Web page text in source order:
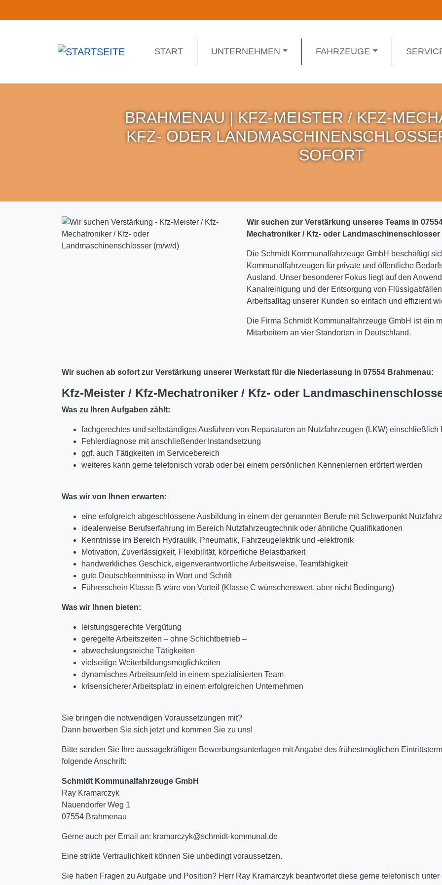
NAVIGATION
START UNTERNEHMEN FAHRZEUGE
BRAHMENAU | KFZ-MEISTER / KFZ-
KFZ- ODER
SOFORT
Wir suchen zur Verstärkung unseres Teams in
Mechatroniker / Kfz- oder Landmaschinenschlosser
Die Schmidt Kommunalfahrzeuge GmbH beschäftigt
Kommunalfahrzeugen für private und öffentliche
Ausland. Unser besonderer Fokus liegt auf den
Kanalreinigung und der Entsorgung von
Arbeitsalltag unserer Kunden so einfach und effizient
Die Firma Schmidt Kommunalfahrzeuge GmbH ist ein
Mitarbeitern an vier Standorten in Deutschland.
Wir suchen ab sofort zur Verstärkung unserer Werkstatt für die Niederlassung in 07554 Brahmenau:
Kfz-Meister / Kfz-Mechatroniker / Kfz- oder
Was zu Ihren Aufgaben zählt:
fachgerechtes und selbständiges Ausführen von Reparaturen an Nutzfahrzeugen (LKW) einschließlich
Fehlerdiagnose mit anschließender Instandsetzung
ggf. auch Tätigkeiten im Servicebereich
weiteres kann gerne telefonisch vorab oder bei einem persönlichen Kennenlernen erörtert werden
Was wir von Ihnen erwarten:
eine erfolgreich abgeschlossene Ausbildung in einem der genannten Berufe mit Schwerpunkt
idealerweise Berufserfahrung im Bereich Nutzfahrzeugtechnik oder ähnliche Qualifikationen
Kenntnisse im Bereich Hydraulik, Pneumatik, Fahrzeugelektrik und -elektronik
Motivation, Zuverlässigkeit, Flexibilität, körperliche Belastbarkeit
handwerkliches Geschick, eigenverantwortliche Arbeitsweise, Teamfähigkeit
gute Deutschkenntnisse in Wort und Schrift
Führerschein Klasse B wäre von Vorteil (Klasse C wünschenswert, aber nicht Bedingung)
Was wir Ihnen bieten:
leistungsgerechte Vergütung
geregelte Arbeitszeiten – ohne Schichtbetrieb –
abwechslungsreiche Tätigkeiten
vielseitige Weiterbildungsmöglichkeiten
dynamisches Arbeitsumfeld in einem spezialisierten Team
krisensicherer Arbeitsplatz in einem erfolgreichen Unternehmen
Sie bringen die notwendigen Voraussetzungen mit?
Dann bewerben Sie sich jetzt und kommen Sie zu uns!
Bitte senden Sie Ihre aussagekräftigen Bewerbungsunterlagen mit Angabe des frühestmöglichen
folgende Anschrift:
Schmidt Kommunalfahrzeuge GmbH
Ray Kramarczyk
Nauendorfer Weg 1
07554 Brahmenau
Gerne auch per Email an: kramarczyk@schmidt-kommunal.de
Eine strikte Vertraulichkeit können Sie unbedingt voraussetzen.
Sie haben Fragen zu Aufgabe und Position? Herr Ray Kramarczyk beantwortet diese gerne telefonisch